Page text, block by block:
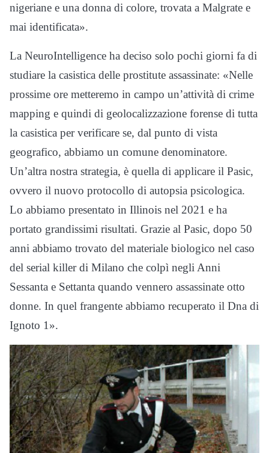
nigeriane e una donna di colore, trovata a Malgrate e
mai identificata».
La NeuroIntelligence ha deciso solo pochi giorni fa di
studiare la casistica delle prostitute assassinate: «Nelle
prossime ore metteremo in campo un’attività di crime
mapping e quindi di geolocalizzazione forense di tutta
la casistica per verificare se, dal punto di vista
geografico, abbiamo un comune denominatore.
Un’altra nostra strategia, è quella di applicare il Pasic,
ovvero il nuovo protocollo di autopsia psicologica.
Lo abbiamo presentato in Illinois nel 2021 e ha
portato grandissimi risultati. Grazie al Pasic, dopo 50
anni abbiamo trovato del materiale biologico nel caso
del serial killer di Milano che colpì negli Anni
Sessanta e Settanta quando vennero assassinate otto
donne. In quel frangente abbiamo recuperato il Dna di
Ignoto 1».